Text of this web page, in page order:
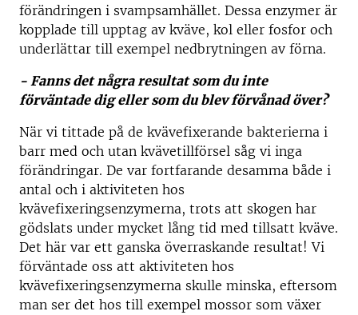
förändringen i svampsamhället. Dessa enzymer är
kopplade till upptag av kväve, kol eller fosfor och
underlättar till exempel nedbrytningen av förna.
- Fanns det några resultat som du inte
förväntade dig eller som du blev förvånad över?
När vi tittade på de kvävefixerande bakterierna i
barr med och utan kvävetillförsel såg vi inga
förändringar. De var fortfarande desamma både i
antal och i aktiviteten hos
kvävefixeringsenzymerna, trots att skogen har
gödslats under mycket lång tid med tillsatt kväve.
Det här var ett ganska överraskande resultat! Vi
förväntade oss att aktiviteten hos
kvävefixeringsenzymerna skulle minska, eftersom
man ser det hos till exempel mossor som växer